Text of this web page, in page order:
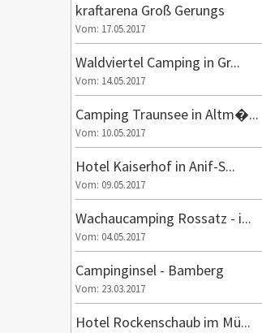
kraftarena Groß Gerungs
Vom: 17.05.2017
Waldviertel Camping in Gr...
Vom: 14.05.2017
Camping Traunsee in Altm�...
Vom: 10.05.2017
Hotel Kaiserhof in Anif-S...
Vom: 09.05.2017
Wachaucamping Rossatz - i...
Vom: 04.05.2017
Campinginsel - Bamberg
Vom: 23.03.2017
Hotel Rockenschaub im Mü...